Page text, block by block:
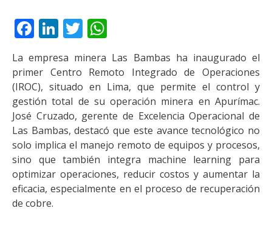
Facebook
LinkedIn
Twitter
La empresa minera Las Bambas ha inaugurado el
primer Centro Remoto Integrado de Operaciones
(IROC), situado en Lima, que permite el control y
gestión total de su operación minera en Apurímac.
José Cruzado, gerente de Excelencia Operacional de
Las Bambas, destacó que este avance tecnológico no
solo implica el manejo remoto de equipos y procesos,
sino que también integra machine learning para
optimizar operaciones, reducir costos y aumentar la
eficacia, especialmente en el proceso de recuperación
de cobre.